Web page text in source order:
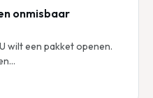
onmisbaar
wilt een pakket openen.